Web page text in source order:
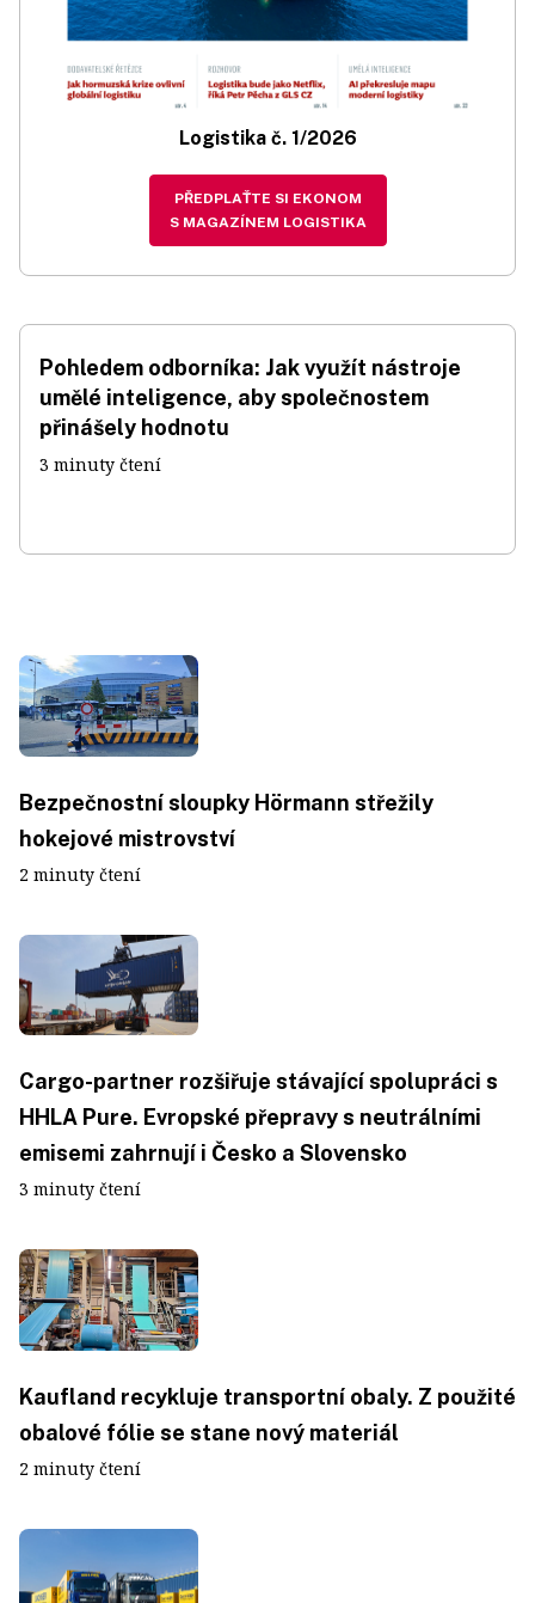
Logistika č. 1/2026
PŘEDPLAŤTE SI EKONOM
S MAGAZÍNEM LOGISTIKA
Pohledem odborníka: Jak využít nástroje
umělé inteligence, aby společnostem
přinášely hodnotu
3 minuty čtení
Bezpečnostní sloupky Hörmann střežily
hokejové mistrovství
2 minuty čtení
Cargo-partner rozšiřuje stávající spolupráci s
HHLA Pure. Evropské přepravy s neutrálními
emisemi zahrnují i Česko a Slovensko
3 minuty čtení
Kaufland recykluje transportní obaly. Z použité
obalové fólie se stane nový materiál
2 minuty čtení